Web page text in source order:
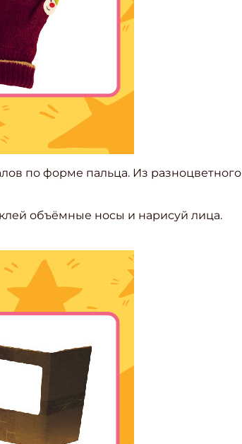
по форме пальца. Из разноцветного
объёмные носы и нарисуй лица.
ПОДПИСАТЬСЯ